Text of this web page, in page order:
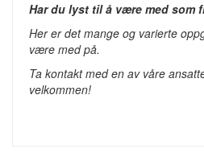
Har du lyst til å være med som
Her er det mange og varierte
være med på.
Ta kontakt med en av våre
velkommen!